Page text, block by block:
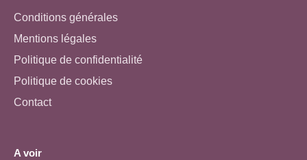
Conditions générales
Mentions légales
Politique de confidentialité
Politique de cookies
Contact
A voir